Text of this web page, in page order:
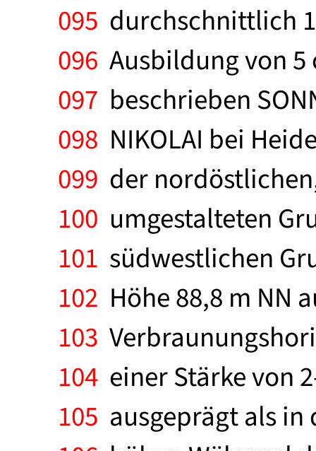
095 durchschnittlich
096 Ausbildung von 5
097 beschrieben
098 NIKOLAI bei
099 der
100 umgestalteten
101 südwestlichen
102 Höhe 88,8 m NN
103
104 einer Stärke von
105 ausgeprägt als in